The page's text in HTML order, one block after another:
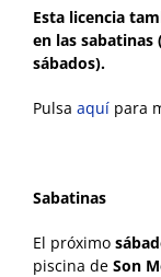
Esta licencia
en las
sábados).
Pulsa aquí para
Sabatinas
El próximo
piscina de Son